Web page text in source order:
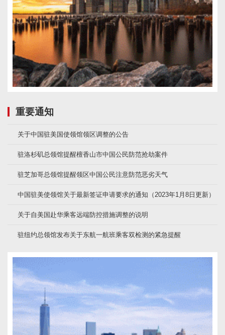
重要通知
关于中国驻美国使领馆领区调整的公告
驻洛杉矶总领馆提醒檀香山市中国公民防范抢劫案件
驻芝加哥总领馆提醒领区中国公民注意防范恶劣天气
中国驻美使领馆关于最新签证申请要求的通知（2023年1月8日更新）
关于自美国赴华乘客远端防控措施调整的说明
驻纽约总领馆发布关于东航一航班乘客双检测的紧急提醒